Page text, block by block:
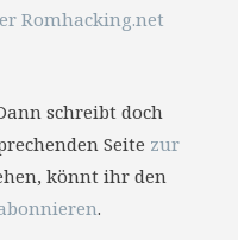
Romhacking.net
schreibt doch
Seite zur
könnt ihr den
.